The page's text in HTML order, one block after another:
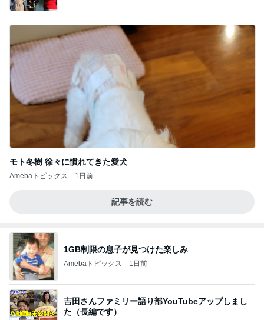
モト冬樹 徐々に慣れてきた愛犬
Amebaトピックス 1日前
記事を読む
1GB制限の息子が見つけた楽しみ
Amebaトピックス 1日前
吉田さんファミリー語り部YouTubeアップしまし
た（長編です）